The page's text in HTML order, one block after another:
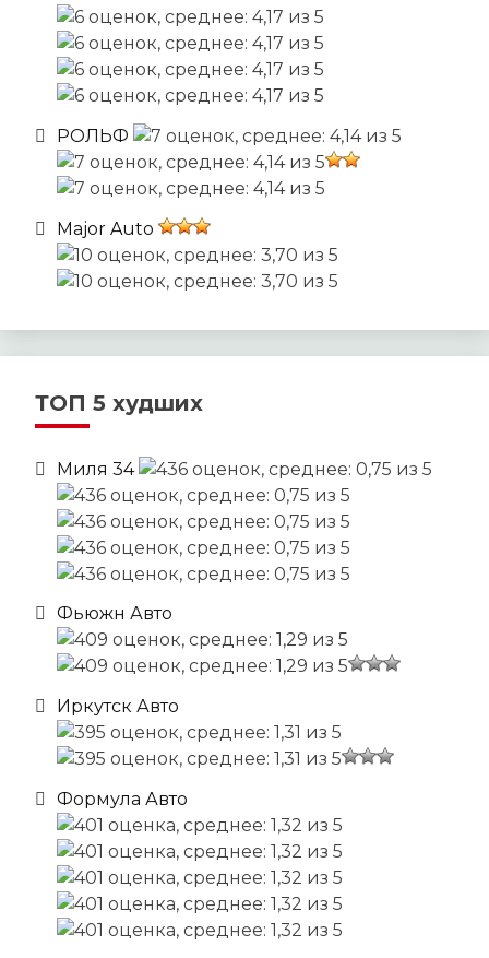
РОЛЬФ
Major Auto
ТОП 5 худших
Миля 34
Фьюжн Авто
Иркутск Авто
Формула Авто